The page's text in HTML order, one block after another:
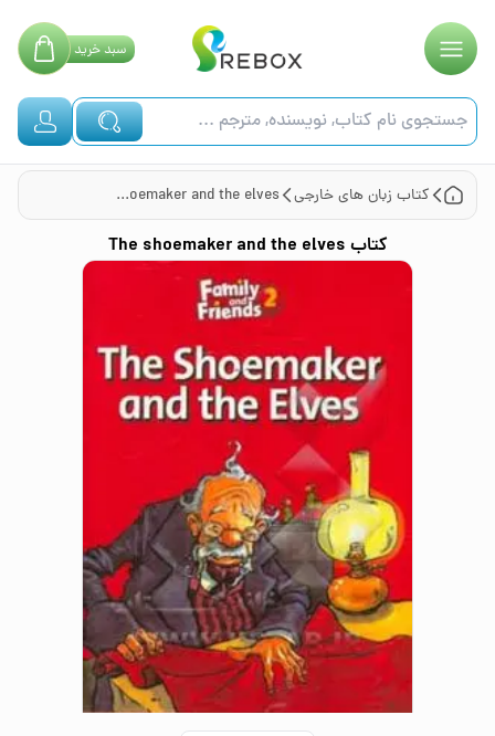
سبدخرید
کتاب زبان های خارجی The shoemaker and the elves
کتاب The shoemaker and the elves